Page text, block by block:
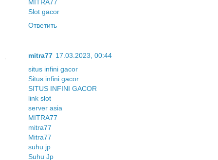
MITRA77
Slot gacor
Ответить
mitra77 17.03.2023, 00:44
situs infini gacor
Situs infini gacor
SITUS INFINI GACOR
link slot
server asia
MITRA77
mitra77
Mitra77
suhu jp
Suhu Jp